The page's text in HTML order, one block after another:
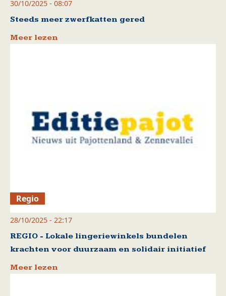
30/10/2025 - 08:07
Steeds meer zwerfkatten gered
Meer lezen
Regio
28/10/2025 - 22:17
REGIO - Lokale lingeriewinkels bundelen
krachten voor duurzaam en solidair initiatief
Meer lezen